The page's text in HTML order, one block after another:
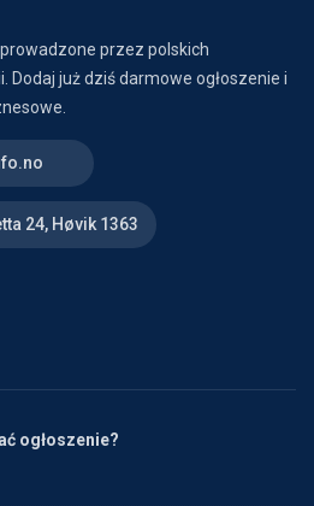
przez polskich
Dodaj już dziś darmowe ogłoszenie i
24, Høvik 1363
ogłoszenie?